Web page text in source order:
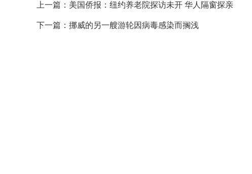
上一篇： 美国侨报：纽约养老院探访未开 华人隔窗探亲
下一篇： 挪威的另一艘游轮因病毒感染而搁浅